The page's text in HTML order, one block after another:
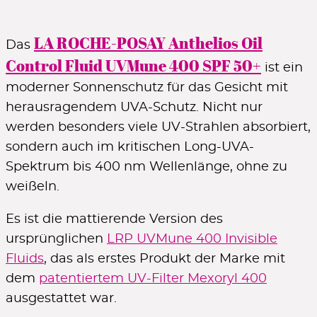
5€ Rabattcode
ab 55€ Bestellwert
im Newsletter Code zeigen
5€ Rabatt
im 1. Newsletter ab 49€ Bestellwert
5€ Rabatt
im 1. Newsletter ab 50€ Bestellwert
ZUR ANMELDUNG
Das LA ROCHE-POSAY Anthelios Oil
Control Fluid UVMune 400 SPF 50+ ist ein
moderner Sonnenschutz für das Gesicht mit
herausragendem UVA-Schutz. Nicht nur
werden besonders viele UV-Strahlen absorbiert,
sondern auch im kritischen Long-UVA-
Spektrum bis 400 nm Wellenlänge, ohne zu
weißeln.
Es ist die mattierende Version des
ursprünglichen LRP UVMune 400 Invisible
Fluids, das als erstes Produkt der Marke mit
dem patentiertem UV-Filter Mexoryl 400
ausgestattet war.